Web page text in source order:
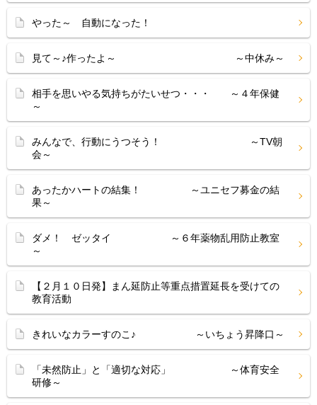
やった～ 自動になった！
見て～♪作ったよ～ ～中休み～
相手を思いやる気持ちがたいせつ・・・ ～４年保健
～
みんなで、行動にうつそう！ ～TV朝
会～
あったかハートの結集！ ～ユニセフ募金の結
果～
ダメ！ ゼッタイ ～６年薬物乱用防止教室
～
【２月１０日発】まん延防止等重点措置延長を受けての
教育活動
きれいなカラーすのこ♪ ～いちょう昇降口～
「未然防止」と「適切な対応」 ～体育安全
研修～